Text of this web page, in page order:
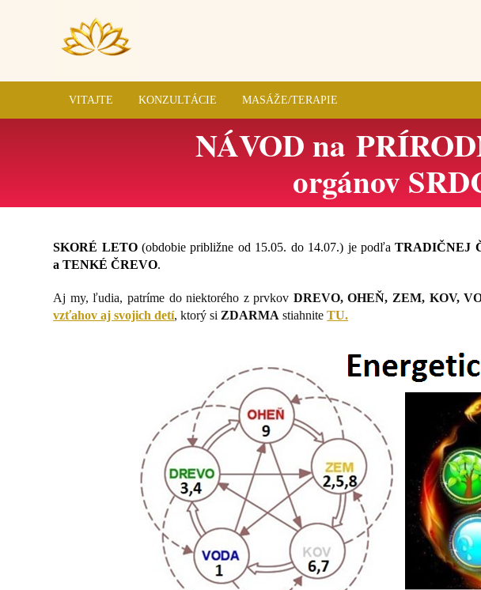
VITAJTE KONZULTÁCIE MASÁŽE/TERAPIE
NÁVOD na
orgánov
SKORÉ LETO(obdobie približne od 15.05. do 14.07.) je podľaTRADIČNEJ
a TENKÉ ČREVO.
Aj my, ľudia, patríme do niektorého z prvkov DREVO, OHEŇ, ZEM, KOV,
vzťahov aj svojich detí, ktorý si ZDARMA stiahniteTU.